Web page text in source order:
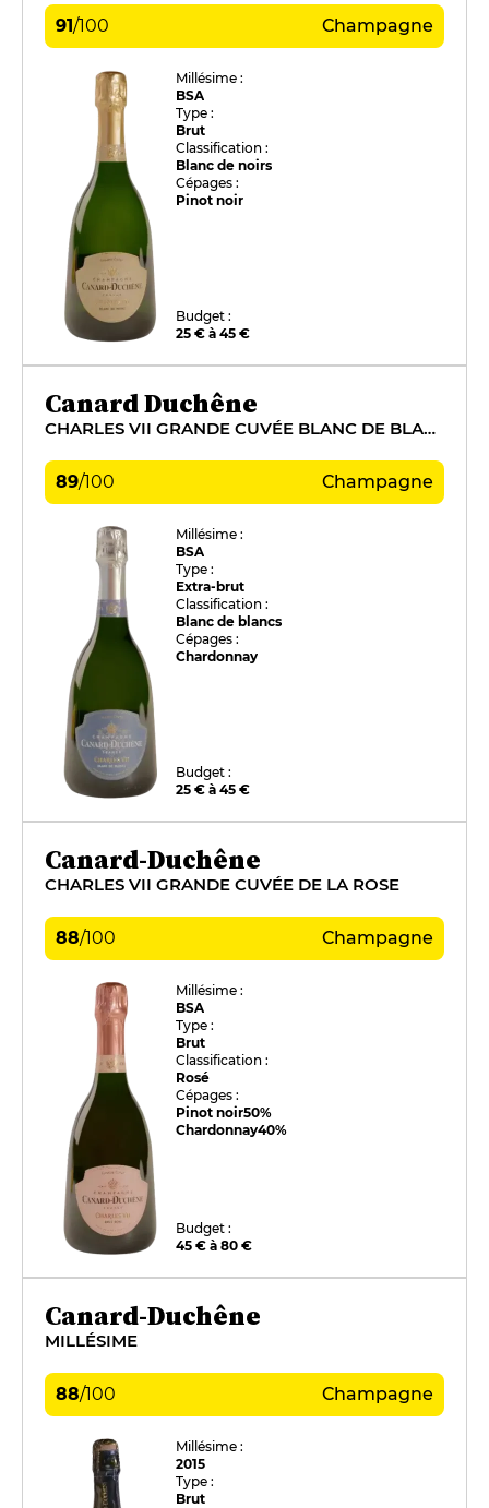
91/100 Champagne
Millésime :
BSA
Type :
Brut
Classification :
Blanc de noirs
Cépages :
Pinot noir
Budget :
25 € à 45 €
Canard Duchêne
CHARLES VII GRANDE CUVÉE BLANC DE BLANCS
89/100 Champagne
Millésime :
BSA
Type :
Extra-brut
Classification :
Blanc de blancs
Cépages :
Chardonnay
Budget :
25 € à 45 €
Canard-Duchêne
CHARLES VII GRANDE CUVÉE DE LA ROSE
88/100 Champagne
Millésime :
BSA
Type :
Brut
Classification :
Rosé
Cépages :
Pinot noir50%
Chardonnay40%
Budget :
45 € à 80 €
Canard-Duchêne
MILLÉSIME
88/100 Champagne
Millésime :
2015
Type :
Brut